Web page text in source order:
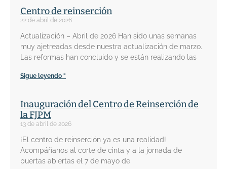
Centro de reinserción
22 de abril de 2026
Actualización – Abril de 2026 Han sido unas semanas
muy ajetreadas desde nuestra actualización de marzo.
Las reformas han concluido y se están realizando las
Sigue leyendo "
Inauguración del Centro de Reinserción de
la FJPM
13 de abril de 2026
¡El centro de reinserción ya es una realidad!
Acompáñanos al corte de cinta y a la jornada de
puertas abiertas el 7 de mayo de